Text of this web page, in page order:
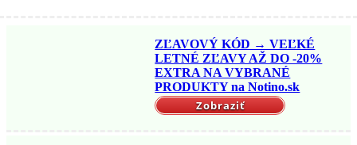
ZĽAVOVÝ KÓD → VEĽKÉ
LETNÉ ZĽAVY AŽ DO -20%
EXTRA NA VYBRANÉ
PRODUKTY na Notino.sk
Zobraziť